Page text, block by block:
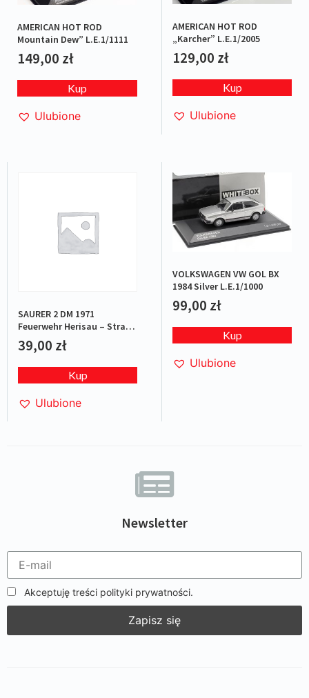
Newsletter
Akceptuję treści polityki prywatności.
AMERICAN HOT ROD
Mountain Dew” L.E.1/1111
149,00 zł
Kup
Ulubione
AMERICAN HOT ROD
„Karcher” L.E.1/2005
129,00 zł
Kup
Ulubione
SAURER 2 DM 1971
Feuerwehr Herisau – Straż
pożarna
39,00 zł
Kup
Ulubione
VOLKSWAGEN VW GOL BX
1984 Silver L.E.1/1000
99,00 zł
Kup
Ulubione